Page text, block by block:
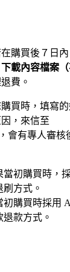
購買後７日內
載內容檔案
費。
購買時，填寫
，來信至
，會有專人審核
當初購買時，
方式。
初購買時採用
款方式。